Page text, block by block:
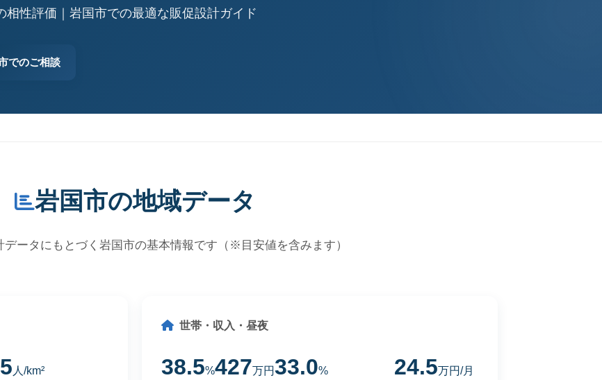
性評価｜岩国市での最適な販促設計ガイド
でのご相談
岩国市の地域データ
データにもとづく岩国市の基本情報です（※目安値を含みます）
人/km²
世帯・収入・昼夜
38.5%427万円33.0% 24.5万円/月